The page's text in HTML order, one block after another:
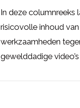
In deze columnreeks
risicovolle inhoud
werkzaamheden
gewelddadige